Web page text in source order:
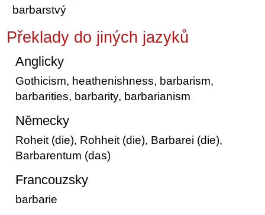
barbarstvý
Překlady do jiných jazyků
Anglicky
Gothicism, heathenishness, barbarism,
barbarities, barbarity, barbarianism
Německy
Roheit (die), Rohheit (die), Barbarei (die),
Barbarentum (das)
Francouzsky
barbarie